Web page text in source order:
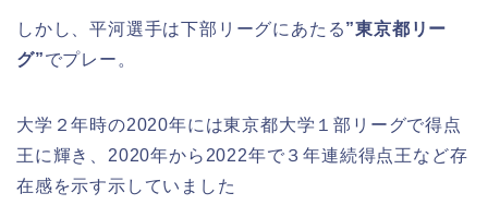
しかし、平河選手は下部リーグにあたる”東京都リー
グ”でプレー。
大学２年時の2020年には東京都大学１部リーグで得点
王に輝き、2020年から2022年で３年連続得点王など存
在感を示す示していました